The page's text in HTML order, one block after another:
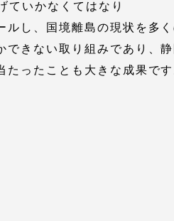
ていかなくてはなり
ルし、国境離島の現状を多
きない取り組みであり、
たったことも大きな成果で